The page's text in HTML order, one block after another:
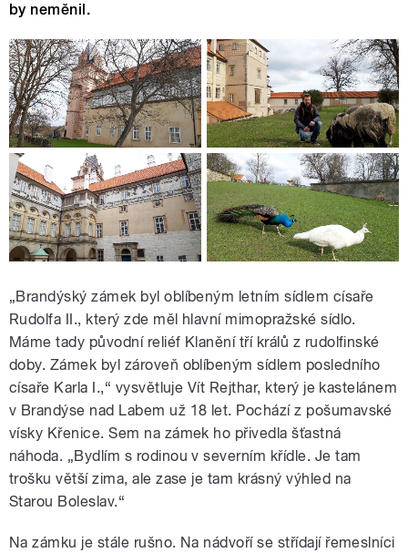
by neměnil.
„Brandýský zámek byl oblíbeným letním sídlem císaře
Rudolfa II., který zde měl hlavní mimopražské sídlo.
Máme tady původní reliéf Klanění tří králů z rudolfinské
doby. Zámek byl zároveň oblíbeným sídlem posledního
císaře Karla I.,“ vysvětluje Vít Rejthar, který je kastelánem
v Brandýse nad Labem už 18 let. Pochází z pošumavské
vísky Křenice. Sem na zámek ho přivedla šťastná
náhoda. „Bydlím s rodinou v severním křídle. Je tam
trošku větší zima, ale zase je tam krásný výhled na
Starou Boleslav.“
Na zámku je stále rušno. Na nádvoří se střídají řemeslníci